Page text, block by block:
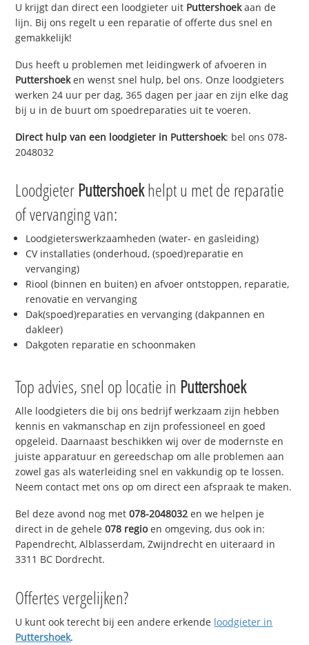
U krijgt dan direct een loodgieter uit Puttershoekaan de
lijn. Bij ons regelt u een reparatie of offerte dus snel en
gemakkelijk!
Dus heeft u problemen met leidingwerk of afvoeren in
Puttershoeken wenst snel hulp, bel ons. Onze loodgieters
werken 24 uur per dag, 365 dagen per jaar en zijn elke dag
bij u in de buurt om spoedreparaties uit te voeren.
Direct hulp van een loodgieter in Puttershoek: bel ons 078-
2048032
Loodgieter Puttershoekhelpt u met de reparatie
of vervanging van:
Loodgieterswerkzaamheden (water- en gasleiding)
CV installaties (onderhoud, (spoed)reparatie en
vervanging)
Riool (binnen en buiten) en afvoer ontstoppen, reparatie,
renovatie en vervanging
Dak(spoed)reparaties en vervanging (dakpannen en
dakleer)
Dakgoten reparatie en schoonmaken
Top advies, snel op locatie in Puttershoek
Alle loodgieters die bij ons bedrijf werkzaam zijn hebben
kennis en vakmanschap en zijn professioneel en goed
opgeleid. Daarnaast beschikken wij over de modernste en
juiste apparatuur en gereedschap om alle problemen aan
zowel gas als waterleiding snel en vakkundig op te lossen.
Neem contact met ons op om direct een afspraak te maken.
Bel deze avond nog met078-2048032 en we helpen je
direct in de gehele078 regioen omgeving, dus ook in:
Papendrecht, Alblasserdam, Zwijndrecht en uiteraard in
3311 BC Dordrecht.
Offertes vergelijken?
U kunt ook terecht bij een andere erkende loodgieter in
Puttershoek.